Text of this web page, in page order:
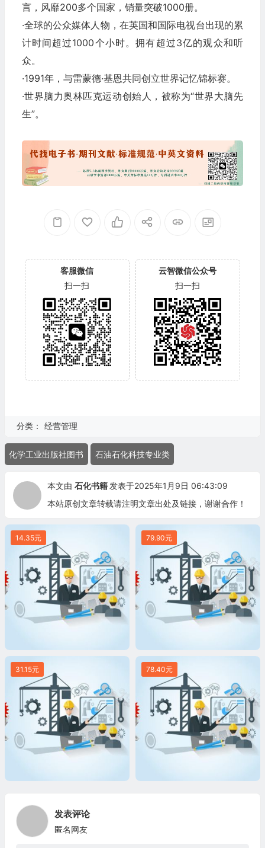
言，风靡200多个国家，销量突破1000册。
·全球的公众媒体人物，在英国和国际电视台出现的累
计时间超过1000个小时。拥有超过3亿的观众和听
众。
·1991年，与雷蒙德·基恩共同创立世界记忆锦标赛。
·世界脑力奥林匹克运动创始人，被称为“世界大脑先
生”。
客服微信
扫一扫
云智微信公众号
扫一扫
分类： 经营管理
化学工业出版社图书 石油石化科技专业类
本文由 石化书籍 发表于2025年1月9日 06:43:09
本站原创文章转载请注明文章出处及链接，谢谢合作！
14.35元 79.90元
31.15元 78.40元
发表评论
匿名网友